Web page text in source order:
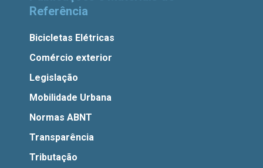
Referência
Bicicletas Elétricas
Comércio exterior
Legislação
Mobilidade Urbana
Normas ABNT
Transparência
Tributação